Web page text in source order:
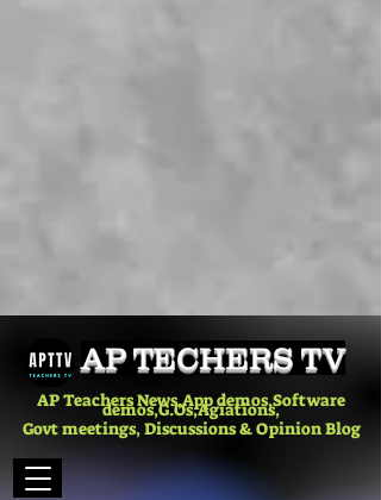
AP TECHERS TV
AP Teachers News,App demos,Software
demos,G.Os,Agiations,
Govt meetings, Discussions & Opinion Blog